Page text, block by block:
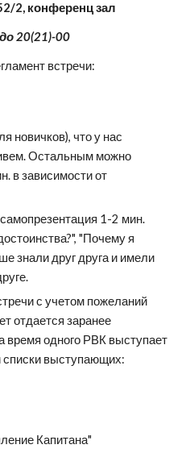
2, конференц зал
20(21)-00
встречи:
новичков), что у нас
Остальным можно
в зависимости от
самопрезентация 1-2 мин.
"Почему я
знали друг друга и имели
с учетом пожеланий
отдается заранее
время одного РВК выступает
списки выступающих:
Капитана"